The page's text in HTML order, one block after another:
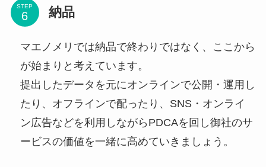
STEP 納品
マエノメリでは納品で終わりではなく、ここから
が始まりと考えています。
提出したデータを元にオンラインで公開・運用し
たり、オフラインで配ったり、SNS・オンライ
ン広告などを利用しながらPDCAを回し御社のサ
ービスの価値を一緒に高めていきましょう。